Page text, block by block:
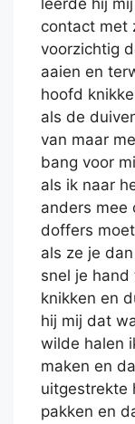
leerde hij
contact met
voorzichtig
aaien en
hoofd
als de
van maar
bang voor
als ik naar
anders mee
doffers
als ze je
snel je
knikken en
hij mij dat
wilde halen
maken en
uitgestrekte
pakken en